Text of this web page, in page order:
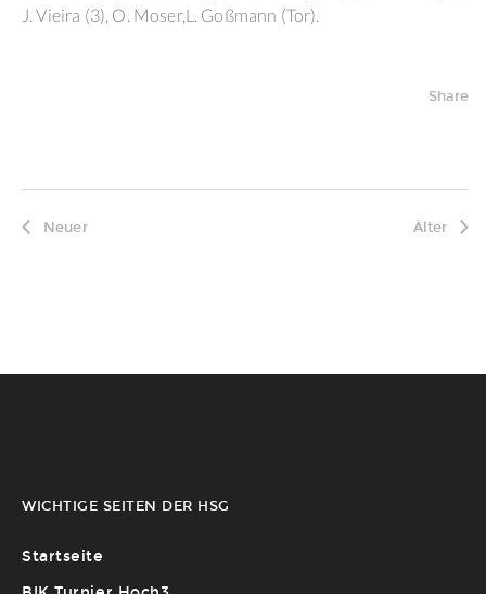
J. Vieira (3), O. Moser,L. Goßmann (Tor).
Share
Neuer Älter
WICHTIGE SEITEN DER HSG
Startseite